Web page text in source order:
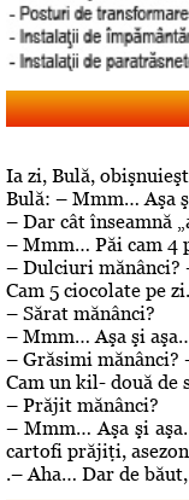
Ia zi, Bulă,
Bulă: – Mmm… Aşa
– Dar cât înseamnă
– Mmm… Păi cam 4
– Dulciuri mănânci?
Cam 5 ciocolate pe zi.
– Sărat mănânci?
– Mmm… Aşa şi
– Grăsimi
Cam un kil- două de
– Prăjit mănânci?
– Mmm… Aşa şi
cartofi prăjiţi,
.– Aha… Dar de